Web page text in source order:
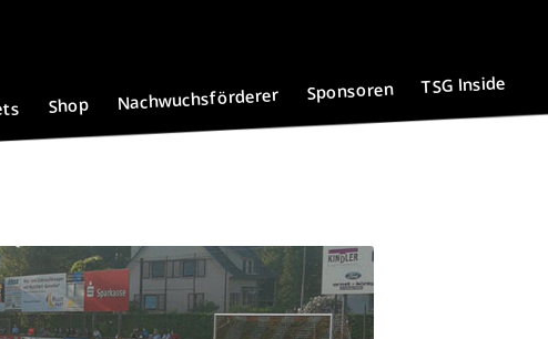
Shop Nachwuchsförderer Sponsoren TSG Inside